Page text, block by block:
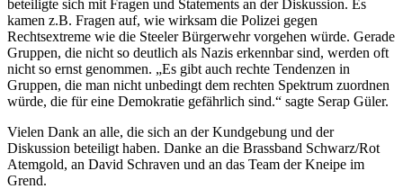
beteiligte sich mit Fragen und Statements an der Diskussion. Es
kamen z.B. Fragen auf, wie wirksam die Polizei gegen
Rechtsextreme wie die Steeler Bürgerwehr vorgehen würde. Gerade
Gruppen, die nicht so deutlich als Nazis erkennbar sind, werden oft
nicht so ernst genommen. „Es gibt auch rechte Tendenzen in
Gruppen, die man nicht unbedingt dem rechten Spektrum zuordnen
würde, die für eine Demokratie gefährlich sind.“ sagte Serap Güler.
Vielen Dank an alle, die sich an der Kundgebung und der
Diskussion beteiligt haben. Danke an die Brassband Schwarz/Rot
Atemgold, an David Schraven und an das Team der Kneipe im
Grend.